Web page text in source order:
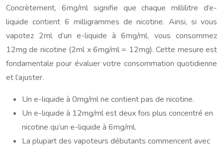
Concrètement, 6mg/ml signifie que chaque millilitre d’e-
liquide contient 6 milligrammes de nicotine. Ainsi, si vous
vapotez 2ml d’un e-liquide à 6mg/ml, vous consommez
12mg de nicotine (2ml x 6mg/ml = 12mg). Cette mesure est
fondamentale pour évaluer votre consommation quotidienne
et l’ajuster.
Un e-liquide à 0mg/ml ne contient pas de nicotine.
Un e-liquide à 12mg/ml est deux fois plus concentré en
nicotine qu’un e-liquide à 6mg/ml.
La plupart des vapoteurs débutants commencent avec